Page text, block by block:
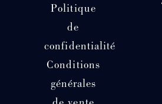
Politique
de
confidentialité
Conditions
générales